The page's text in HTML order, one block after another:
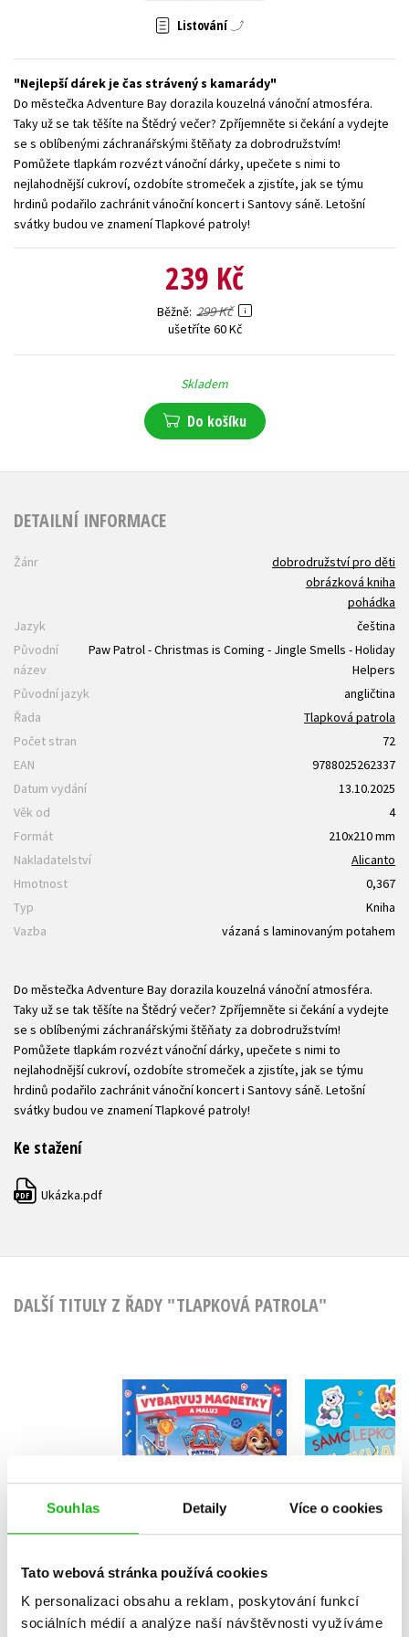
Souhlas Detaily Více o cookies
Tato webová stránka používá cookies
K personalizaci obsahu a reklam, poskytování funkcí
sociálních médií a analýze naší návštěvnosti využíváme
Zahraniční literatura
Listování
Nejlepší dárek je čas strávený s kamarády
Do městečka Adventure Bay dorazila kouzelná vánoční atmosféra.
Taky už se tak těšíte na Štědrý večer? Zpříjemněte si čekání a vydejte
se s oblíbenými záchranářskými štěňaty za dobrodružstvím!
Pomůžete tlapkám rozvézt vánoční dárky, upečete s nimi to
nejlahodnější cukroví, ozdobíte stromeček a zjistíte, jak se týmu
hrdinů podařilo zachránit vánoční koncert i Santovy sáně. Letošní
svátky budou ve znamení Tlapkové patroly!
239 Kč
Běžně 299 Kč
ušetříte 60 Kč
Skladem
Do košíku
DETAILNÍ INFORMACE
Žánr
dobrodružství pro děti
obrázková kniha
pohádka
Jazyk
čeština
Původní
název
Paw Patrol - Christmas is Coming - Jingle Smells - Holiday
Helpers
Původní jazyk
angličtina
Řada
Tlapková patrola
Počet stran
72
EAN
9788025262337
Datum vydání
13.10.2025
Věk od
4
Formát
210x210 mm
Nakladatelství
Alicanto
Hmotnost
0,367
Typ
Kniha
Vazba
vázaná s laminovaným potahem
Do městečka Adventure Bay dorazila kouzelná vánoční atmosféra.
Taky už se tak těšíte na Štědrý večer? Zpříjemněte si čekání a vydejte
se s oblíbenými záchranářskými štěňaty za dobrodružstvím!
Pomůžete tlapkám rozvézt vánoční dárky, upečete s nimi to
nejlahodnější cukroví, ozdobíte stromeček a zjistíte, jak se týmu
hrdinů podařilo zachránit vánoční koncert i Santovy sáně. Letošní
svátky budou ve znamení Tlapkové patroly!
Ke stažení
PDF Ukázka.pdf
DALŠÍ TITULY Z ŘADY "TLAPKOVÁ PATROLA"
Tlapková patrola -
Vybarvuj magnetky
Kolektiv
Do košíku
229 Kč
183 Kč
Tlapková
199 Kč